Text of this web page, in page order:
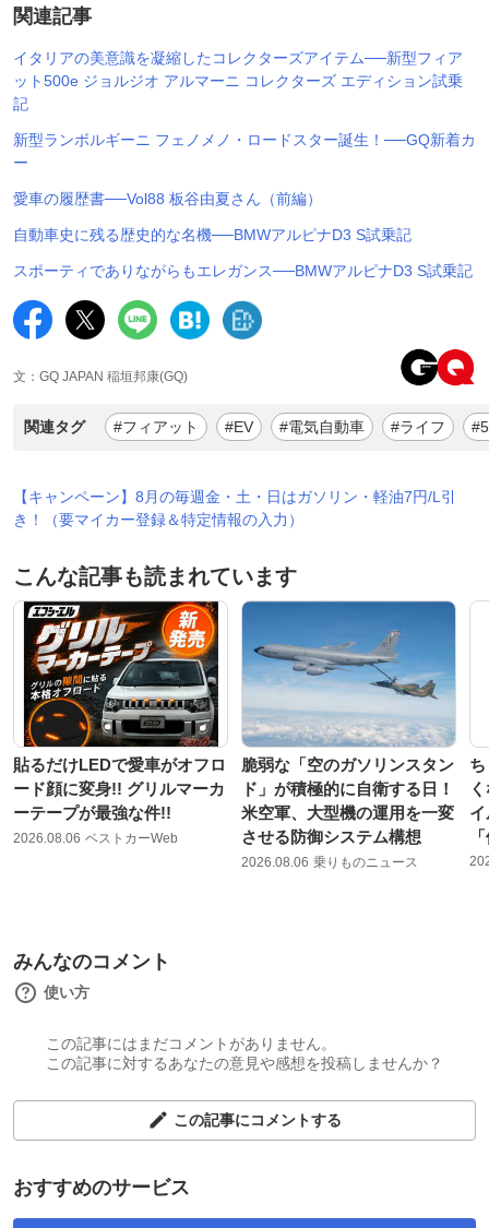
関連記事
イタリアの美意識を凝縮したコレクターズアイテム──新型フィア
ット500e ジョルジオ アルマーニ コレクターズ エディション試乗
記
新型ランボルギーニ フェノメノ・ロードスター誕生！──GQ新着カ
ー
愛車の履歴書──Vol88 板谷由夏さん（前編）
自動車史に残る歴史的な名機──BMWアルピナD3 S試乗記
スポーティでありながらもエレガンス──BMWアルピナD3 S試乗記
文：GQ JAPAN 稲垣邦康(GQ)
関連タグ #フィアット #EV #電気自動車 #ライフ
【キャンペーン】8月の毎週金・土・日はガソリン・軽油7円/L引
き！（要マイカー登録＆特定情報の入力）
こんな記事も読まれています
貼るだけLEDで愛車がオフロ
ード顔に変身!! グリルマーカ
ーテープが最強な件!!
2026.08.06 ベストカーWeb
脆弱な「空のガソリンスタン
ド」が積極的に自衛する日！
米空軍、大型機の運用を一変
させる防御システム構想
2026.08.06 乗りものニュース
みんなのコメント
使い方
この記事にはまだコメントがありません。
この記事に対するあなたの意見や感想を投稿しませんか？
この記事にコメントする
おすすめのサービス